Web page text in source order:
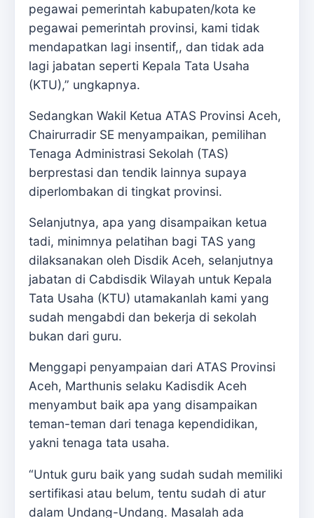
pegawai pemerintah kabupaten/kota ke
pegawai pemerintah provinsi, kami tidak
mendapatkan lagi insentif,, dan tidak ada
lagi jabatan seperti Kepala Tata Usaha
(KTU),” ungkapnya.
Sedangkan Wakil Ketua ATAS Provinsi Aceh,
Chairurradir SE menyampaikan, pemilihan
Tenaga Administrasi Sekolah (TAS)
berprestasi dan tendik lainnya supaya
diperlombakan di tingkat provinsi.
Selanjutnya, apa yang disampaikan ketua
tadi, minimnya pelatihan bagi TAS yang
dilaksanakan oleh Disdik Aceh, selanjutnya
jabatan di Cabdisdik Wilayah untuk Kepala
Tata Usaha (KTU) utamakanlah kami yang
sudah mengabdi dan bekerja di sekolah
bukan dari guru.
Menggapi penyampaian dari ATAS Provinsi
Aceh, Marthunis selaku Kadisdik Aceh
menyambut baik apa yang disampaikan
teman-teman dari tenaga kependidikan,
yakni tenaga tata usaha.
“Untuk guru baik yang sudah sudah memiliki
sertifikasi atau belum, tentu sudah di atur
dalam Undang-Undang. Masalah ada